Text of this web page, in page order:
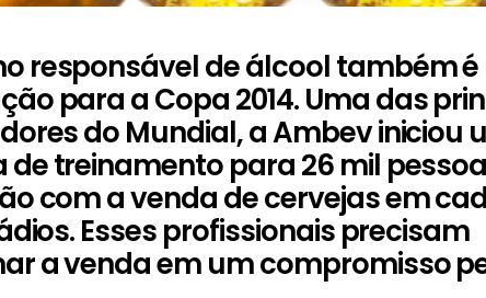
responsável de álcool também
para a Copa 2014. Uma das
do Mundial, a Ambev iniciou
treinamento para 26 mil
com a venda de cervejas em
Esses profissionais precisam
a venda em um compromisso